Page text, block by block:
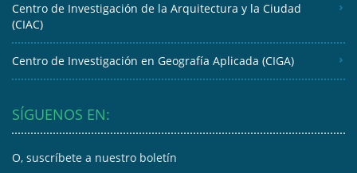
Centro de Investigación de la Arquitectura y la Ciudad
(CIAC)
Centro de Investigación en Geografía Aplicada (CIGA)
SÍGUENOS EN:
O, suscríbete a nuestro boletín